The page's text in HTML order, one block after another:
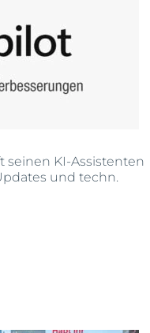
seinen KI-Assistenten
und techn.